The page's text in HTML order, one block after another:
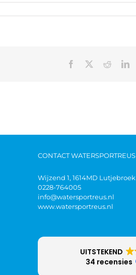
CONTACT WATERSPORTREUS
Wijzend 1, 1614MD Lutjebroek
0228-764005
info@watersportreus.nl
www.watersportreus.nl
UITSTEKEND
34 recensies